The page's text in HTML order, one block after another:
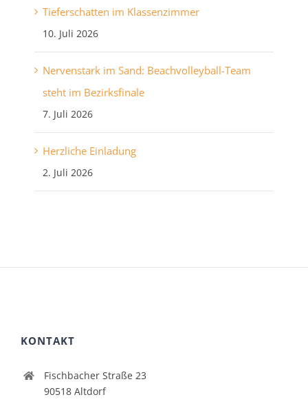
Tieferschatten im Klassenzimmer
10. Juli 2026
Nervenstark im Sand: Beachvolleyball-Team
steht im Bezirksfinale
7. Juli 2026
Herzliche Einladung
2. Juli 2026
KONTAKT
Fischbacher Straße 23
90518 Altdorf